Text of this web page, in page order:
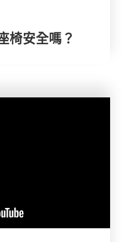
椅安全嗎？